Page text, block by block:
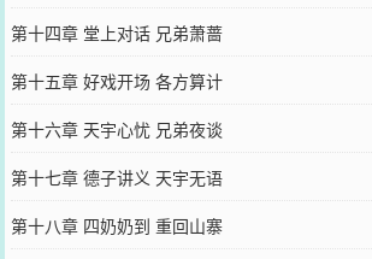
第十四章 堂上对话 兄弟萧蔷
第十五章 好戏开场 各方算计
第十六章 天宇心忧 兄弟夜谈
第十七章 德子讲义 天宇无语
第十八章 四奶奶到 重回山寨